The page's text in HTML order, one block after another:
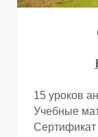
15 уроков
Учебные
Сертификат